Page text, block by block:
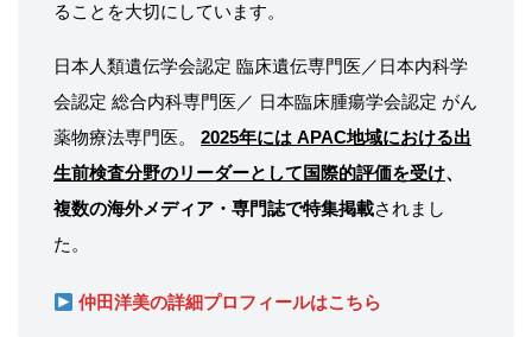
ることを大切にしています。
日本人類遺伝学会認定 臨床遺伝専門医／日本内科学
会認定 総合内科専門医／ 日本臨床腫瘍学会認定 がん
薬物療法専門医。 2025年には APAC地域における出
生前検査分野のリーダーとして国際的評価を受け、
複数の海外メディア・専門誌で特集掲載されまし
た。
仲田洋美の詳細プロフィールはこちら